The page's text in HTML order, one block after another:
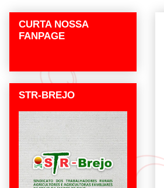
CURTA NOSSA
FANPAGE
STR-BREJO